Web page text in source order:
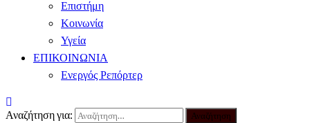
Επιστήμη
Κοινωνία
Υγεία
ΕΠΙΚΟΙΝΩΝΙΑ
Ενεργός Ρεπόρτερ
Αναζήτηση για: